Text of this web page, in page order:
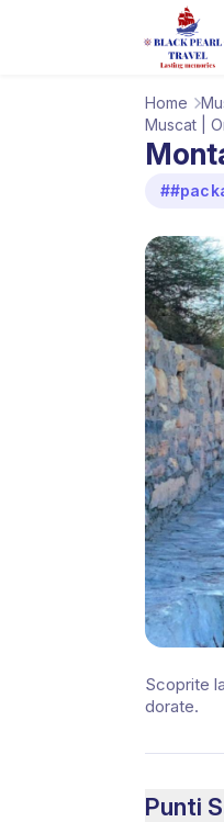
Home
Muscat |
Scoprite
dorate.
Punti